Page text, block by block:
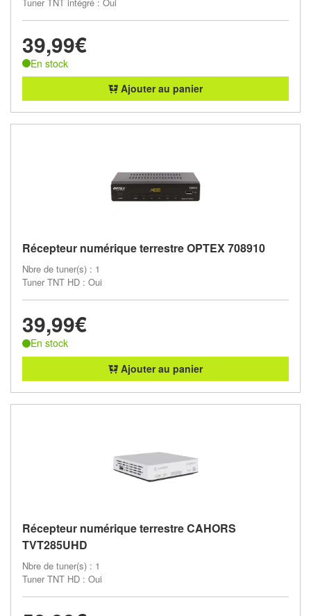
39,99€
En stock
Ajouter au panier
Récepteur numérique terrestre OPTEX 708910
Nbre de tuner(s) : 1
Tuner TNT HD : Oui
39,99€
En stock
Ajouter au panier
Récepteur numérique terrestre CAHORS
TVT285UHD
Nbre de tuner(s) : 1
Tuner TNT HD : Oui